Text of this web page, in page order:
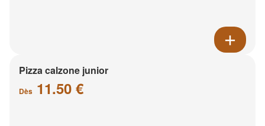
Pizza calzone junior
Dès 11.50 €